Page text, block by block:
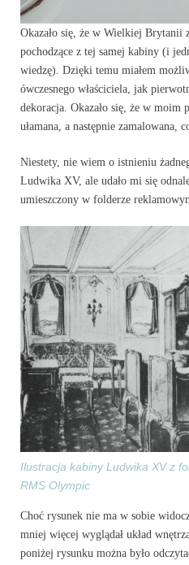
Okazało się, że w Wielkiej Brytanii
pochodzące z tej samej kabiny (i
wiedzę). Dzięki temu miałem
ówczesnego właściciela, jak
dekoracja. Okazało się, że w moim
ułamana, a następnie zamalowana,
Niestety, nie wiem o istnieniu
Ludwika XV, ale udało mi się
umieszczony w folderze
Ilustracja kabiny Ludwika XV z
RMS Olympic
Choć rysunek nie ma w sobie
mniej więcej wyglądał układ
poniżej rysunku można było